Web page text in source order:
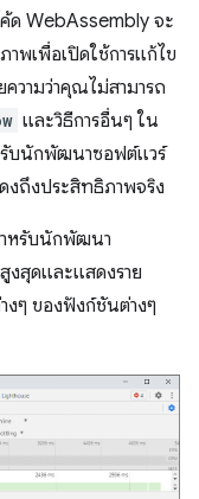
ด WebAssembly จะ
พเพื่อเปิดใช้การแก้ไข
วามว่าคุณไม่สามารถ
และวิธีการอื่นๆ ใน
รับนักพัฒนาซอฟต์แวร์
งถึงประสิทธิภาพจริง
หรับนักพัฒนา
งสุดและแสดงราย
งๆ ของฟังก์ชันต่างๆ